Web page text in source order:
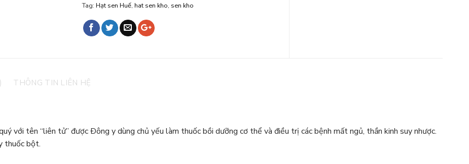
Tag:Hạt sen Huế,hat sen kho, sen kho
THÔNG TIN LIÊN HỆ
với tên “liên tử” được Ðông y dùng chủ yếu làm thuốc bồi dưỡng cơ thể và điều trị các bệnh mất ngủ, thần kinh suy nhược.
thuốc bột.